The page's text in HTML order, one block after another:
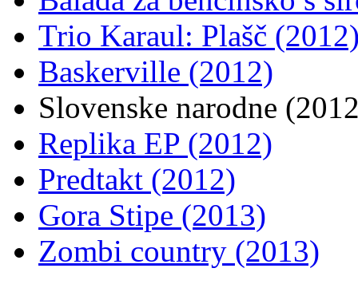
Trio Karaul: Plašč
Baskerville (2012)
Slovenske narodne
Replika EP (2012)
Predtakt (2012)
Gora Stipe (2013)
Zombi country (2013)